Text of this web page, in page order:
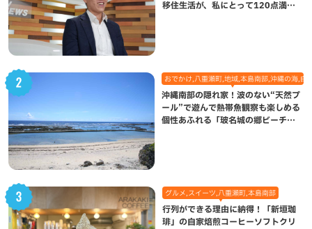
移住生活が、私にとって120点満点
おでかけ,八重瀬町,地域,本島南部,沖縄の海,自
沖縄南部の隠れ家！波のない“天然プ
ール”で遊んで熱帯魚観察も楽しめる
個性あふれる「玻名城の郷ビーチ」
グルメ,スイーツ,八重瀬町,本島南部
行列ができる理由に納得！「新垣珈
琲」の自家焙煎コーヒーソフトクリ